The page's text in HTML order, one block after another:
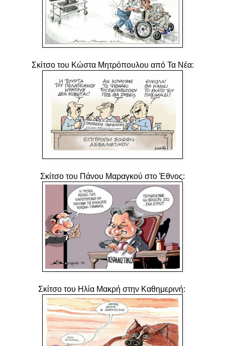
Σκίτσο του Κώστα Μητρόπουλου από Τα Νέα:
Σκίτσο του Πάνου Μαραγκού στο Έθνος:
Σκίτσο του Ηλία Μακρή στην Καθημερινή: